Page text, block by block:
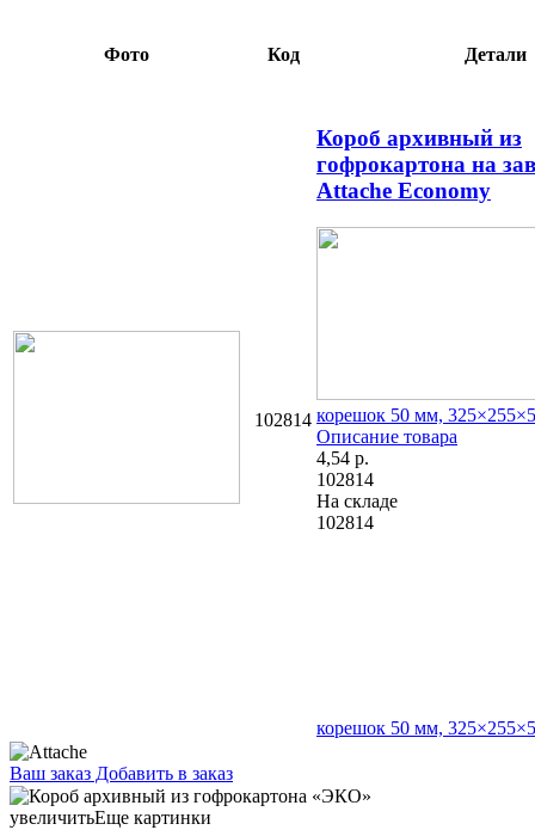
Фото Код Детали
102814
Короб архивный из
гофрокартона на
Attache Economy
корешок 50 мм,
Описание товара
4,54 р.
102814
На складе
102814
корешок 50 мм,
Ваш заказ Добавить в заказ
Короб архивный из гофрокартона «ЭКО» корешок 150 мм,
327×150×240 мм, бурый с синим 3,74 074655
увеличитьЕще картинки